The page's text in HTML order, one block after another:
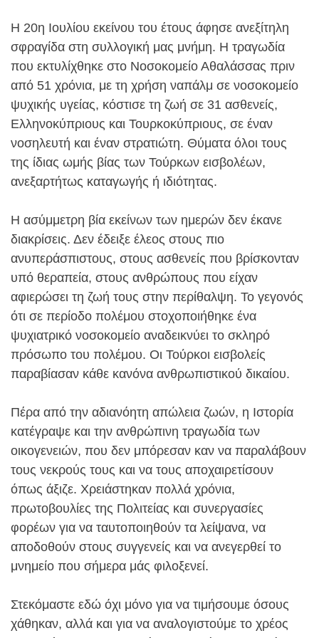
Η 20η Ιουλίου εκείνου του έτους άφησε ανεξίτηλη
σφραγίδα στη συλλογική μας μνήμη. Η τραγωδία
που εκτυλίχθηκε στο Νοσοκομείο Αθαλάσσας πριν
από 51 χρόνια, με τη χρήση ναπάλμ σε νοσοκομείο
ψυχικής υγείας, κόστισε τη ζωή σε 31 ασθενείς,
Ελληνοκύπριους και Τουρκοκύπριους, σε έναν
νοσηλευτή και έναν στρατιώτη. Θύματα όλοι τους
της ίδιας ωμής βίας των Τούρκων εισβολέων,
ανεξαρτήτως καταγωγής ή ιδιότητας.
Η ασύμμετρη βία εκείνων των ημερών δεν έκανε
διακρίσεις. Δεν έδειξε έλεος στους πιο
ανυπεράσπιστους, στους ασθενείς που βρίσκονταν
υπό θεραπεία, στους ανθρώπους που είχαν
αφιερώσει τη ζωή τους στην περίθαλψη. Το γεγονός
ότι σε περίοδο πολέμου στοχοποιήθηκε ένα
ψυχιατρικό νοσοκομείο αναδεικνύει το σκληρό
πρόσωπο του πολέμου. Οι Τούρκοι εισβολείς
παραβίασαν κάθε κανόνα ανθρωπιστικού δικαίου.
Πέρα από την αδιανόητη απώλεια ζωών, η Ιστορία
κατέγραψε και την ανθρώπινη τραγωδία των
οικογενειών, που δεν μπόρεσαν καν να παραλάβουν
τους νεκρούς τους και να τους αποχαιρετίσουν
όπως άξιζε. Χρειάστηκαν πολλά χρόνια,
πρωτοβουλίες της Πολιτείας και συνεργασίες
φορέων για να ταυτοποιηθούν τα λείψανα, να
αποδοθούν στους συγγενείς και να ανεγερθεί το
μνημείο που σήμερα μάς φιλοξενεί.
Στεκόμαστε εδώ όχι μόνο για να τιμήσουμε όσους
χάθηκαν, αλλά και για να αναλογιστούμε το χρέος